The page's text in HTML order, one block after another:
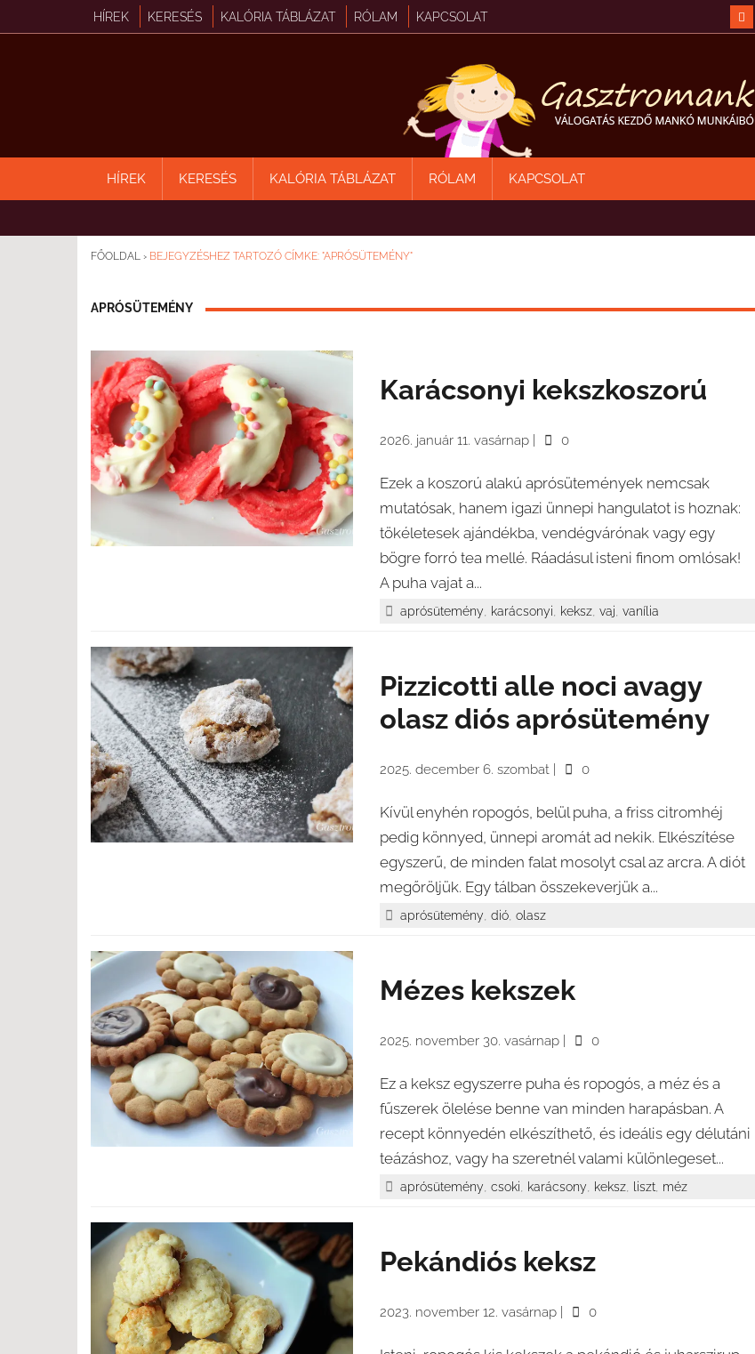
HÍREK KERESÉS KALÓRIA TÁBLÁZAT RÓLAM KAPCSOLAT
HÍREK KERESÉS KALÓRIA TÁBLÁZAT RÓLAM KAPCSOLAT
FŐOLDAL › BEJEGYZÉSHEZ TARTOZÓ CÍMKE: "APRÓSÜTEMÉNY"
APRÓSÜTEMÉNY
Karácsonyi kekszkoszorú
2026. január 11. vasárnap 0
Ezek a koszorú alakú aprósütemények nemcsak
mutatósak, hanem igazi ünnepi hangulatot is hoznak:
tökéletesek ajándékba, vendégvárónak vagy egy
bögre forró tea mellé. Ráadásul isteni finom omlósak!
A puha vajat a...
aprósütemény, karácsonyi, keksz,vaj,vanília
Pizzicotti alle noci avagy
olasz diós aprósütemény
2025. december 6. szombat 0
Kívül enyhén ropogós, belül puha, a friss citromhéj
pedig könnyed, ünnepi aromát ad nekik. Elkészítése
egyszerű, de minden falat mosolyt csal az arcra. A diót
megőröljük. Egy tálban összekeverjük a...
aprósütemény,dió,olasz
Mézes kekszek
2025. november 30. vasárnap 0
Ez a keksz egyszerre puha és ropogós, a méz és a
fűszerek ölelése benne van minden harapásban. A
recept könnyedén elkészíthető, és ideális egy délutáni
teázáshoz, vagy ha szeretnél valami különlegeset...
aprósütemény,csoki, karácsony, keksz, liszt, méz
Pekándiós keksz
2023. november 12. vasárnap 0